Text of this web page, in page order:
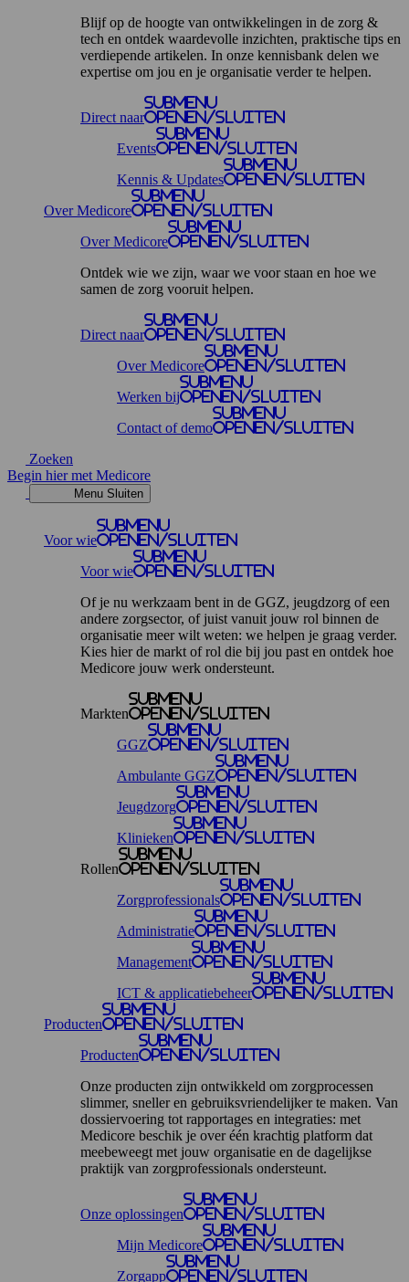
Blijf op de hoogte van ontwikkelingen in de zorg &
tech en ontdek waardevolle inzichten, praktische tips en
verdiepende artikelen. In onze kennisbank delen we
expertise om jou en je organisatie verder te helpen.
Direct naar
Submenu
openen/sluiten
Events
Submenu
openen/sluiten
Kennis & Updates
Submenu
openen/sluiten
Over Medicore
Submenu
openen/sluiten
Over Medicore
Submenu
openen/sluiten
Ontdek wie we zijn, waar we voor staan en hoe we
samen de zorg vooruit helpen.
Direct naar
Submenu
openen/sluiten
Over Medicore
Submenu
openen/sluiten
Werken bij
Submenu
openen/sluiten
Contact of demo
Submenu
openen/sluiten
Zoeken
Begin hier met Medicore
Menu Sluiten
Voor wie
Submenu
openen/sluiten
Voor wie
Submenu
openen/sluiten
Of je nu werkzaam bent in de GGZ, jeugdzorg of een
andere zorgsector, of juist vanuit jouw rol binnen de
organisatie meer wilt weten: we helpen je graag verder.
Kies hier de markt of rol die bij jou past en ontdek hoe
Medicore jouw werk ondersteunt.
Markten
Submenu
openen/sluiten
GGZ
Submenu
openen/sluiten
Ambulante GGZ
Submenu
openen/sluiten
Jeugdzorg
Submenu
openen/sluiten
Klinieken
Submenu
openen/sluiten
Rollen
Submenu
openen/sluiten
Zorgprofessionals
Submenu
openen/sluiten
Administratie
Submenu
openen/sluiten
Management
Submenu
openen/sluiten
ICT & applicatiebeheer
Submenu
openen/sluiten
Producten
Submenu
openen/sluiten
Producten
Submenu
openen/sluiten
Onze producten zijn ontwikkeld om zorgprocessen
slimmer, sneller en gebruiksvriendelijker te maken. Van
dossiervoering tot rapportages en integraties: met
Medicore beschik je over één krachtig platform dat
meebeweegt met jouw organisatie en de dagelijkse
praktijk van zorgprofessionals ondersteunt.
Onze oplossingen
Submenu
openen/sluiten
Mijn Medicore
Submenu
openen/sluiten
Zorgapp
Submenu
openen/sluiten